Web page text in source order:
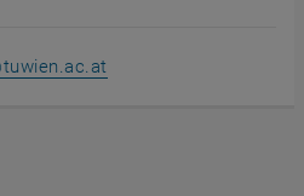
tuwien.ac.at